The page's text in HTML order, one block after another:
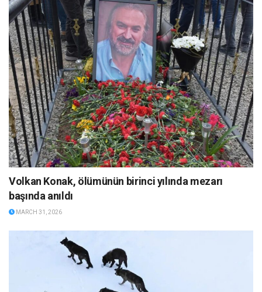
Volkan Konak, ölümünün birinci yılında mezarı
başında anıldı
MARCH 31, 2026